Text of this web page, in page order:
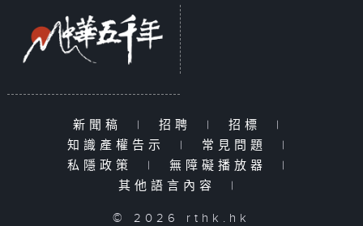
新聞稿 | 招聘 | 招標
|
知識產權告示
| 常見問題
|
私隱政策
| 無障礙播放器
|
其他語言內容
|
© 2026 rthk.hk